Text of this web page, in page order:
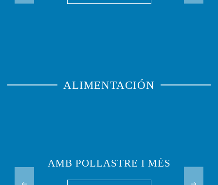
ALIMENTACIÓN
AMB POLLASTRE I MÉS